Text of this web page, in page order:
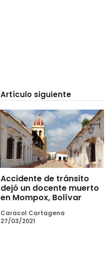
Artículo siguiente
Accidente de tránsito
dejó un docente muerto
en Mompox, Bolívar
Caracol Cartagena
27/03/2021